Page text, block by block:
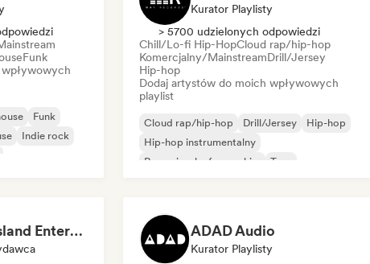
Funk
Funk
Indie rock
Kurator Playlisty
> 5700 udzielonych odpowiedzi
Chill/Lo-fi Hip-HopCloud rap/hip-hop
Komercjalny/MainstreamDrill/Jersey
Hip-hop
Dodaj artystów do moich wpływowych
playlist
Cloud rap/hip-hop Drill/Jersey
Hip-hop
Hip-hop instrumentalny
Rap w języku francuskim
Trap
Dreamers Island Entertainment ADAD Audio
Kurator Playlisty